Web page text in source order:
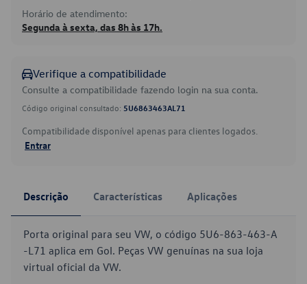
Horário de atendimento:
Segunda à sexta, das 8h às 17h.
Verifique a compatibilidade
Consulte a compatibilidade fazendo login na sua conta.
Código original consultado: 5U6863463AL71
Compatibilidade disponível apenas para clientes logados.
Entrar
Descrição Características Aplicações
Porta original para seu VW, o código 5U6-863-463-A
-L71 aplica em Gol. Peças VW genuínas na sua loja
virtual oficial da VW.